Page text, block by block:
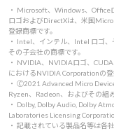
・ Microsoft、Windows、
ロゴおよびDirectXは、米国
登録商標です。
・ Intel、インテル、Intel ロゴ
その子会社の商標です。
・ NVIDIA、NVIDIAロゴ、
におけるNVIDIA Corporationの登
・ 🄫2021 Advanced Micro
Ryzen、Radeon、およびその組
・ Dolby, Dolby Audio, Dolby
Laboratories Licensing
・ 記載されている製品名等は各